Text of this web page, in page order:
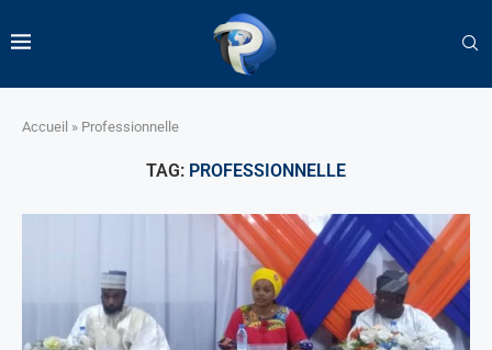
Accueil » Professionnelle
TAG: PROFESSIONNELLE